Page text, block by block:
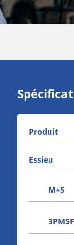
Produit
Essieu
M+S
3PMSF